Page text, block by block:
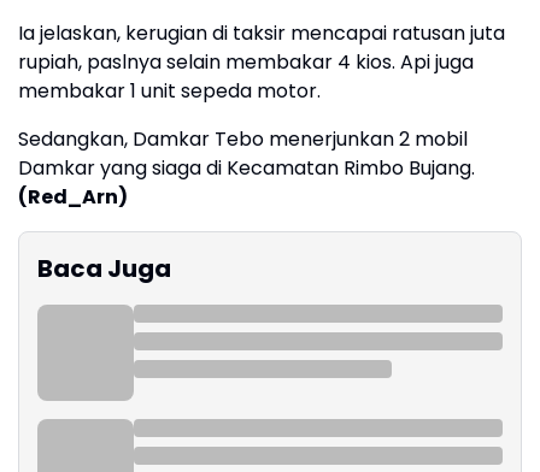
Ia jelaskan, kerugian di taksir mencapai ratusan juta
rupiah, paslnya selain membakar 4 kios. Api juga
membakar 1 unit sepeda motor.
Sedangkan, Damkar Tebo menerjunkan 2 mobil
Damkar yang siaga di Kecamatan Rimbo Bujang.
(Red_Arn)
Baca Juga